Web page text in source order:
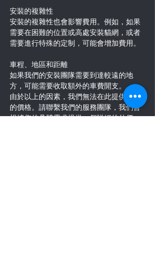
安裝的複雜性
安裝的複雜性也會影響費用。例如，如果
需要在困難的位置或高處安裝貓網，或者
需要進行特殊的定制，可能會增加費用。
車程、地區和距離
如果我們的安裝團隊需要到達較遠的地
方，可能需要收取額外的車費開支。
由於以上的因素，我們無法在此提供具體
的價格。請聯繫我們的服務團隊，我們會
根據您的具體需求提供一個詳細的估價。